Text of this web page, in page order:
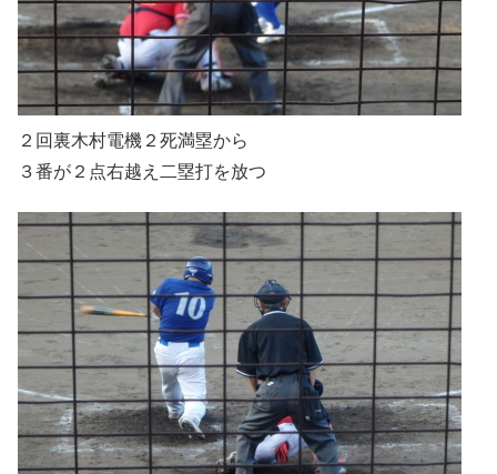
２回裏木村電機２死満塁から
３番が２点右越え二塁打を放つ